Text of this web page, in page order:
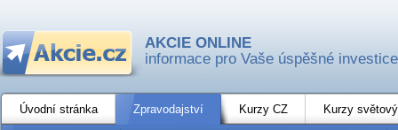
AKCIE ONLINE
informace pro Vaše úspěšné investice
Úvodní stránka Zpravodajství Kurzy CZ Kurzy